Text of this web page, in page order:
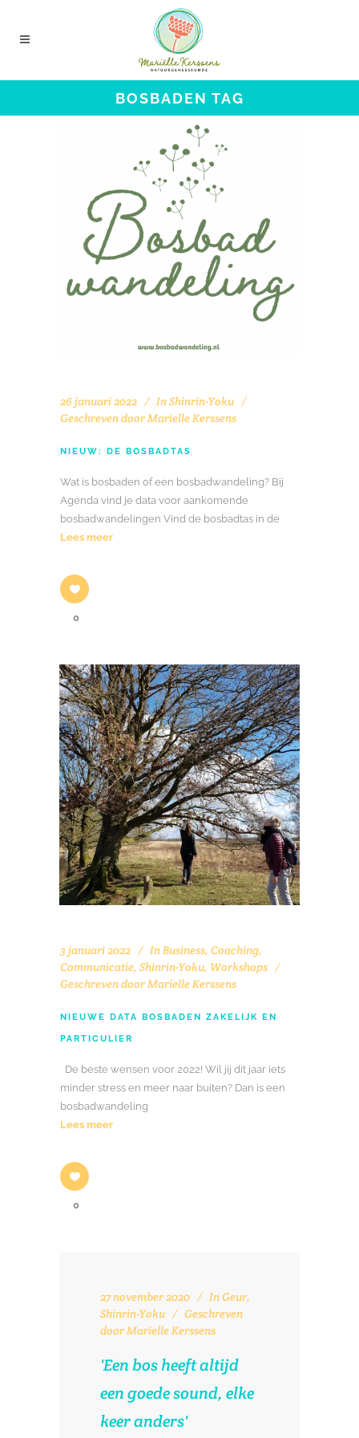
BOSBADEN TAG
26 januari 2022 InShinrin-Yoku
Geschreven doorMarielle Kerssens
NIEUW: DE BOSBADTAS
Wat is bosbaden of een bosbadwandeling? Bij
Agenda vind je data voor aankomende
bosbadwandelingen Vind de bosbadtas in de
Lees meer
0
3 januari 2022 In Business, Coaching,
Communicatie, Shinrin-Yoku, Workshops
Geschreven doorMarielle Kerssens
NIEUWE DATA BOSBADEN ZAKELIJK EN
PARTICULIER
De beste wensen voor 2022! Wil jij dit jaar iets
minder stress en meer naar buiten? Dan is een
bosbadwandeling
Lees meer
0
27 november 2020 InGeur,
Shinrin-Yoku
Geschreven
doorMarielle Kerssens
'Een bos heeft altijd
een goede sound, elke
keer anders'